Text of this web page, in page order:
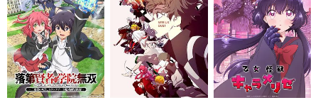
第02集 第01集